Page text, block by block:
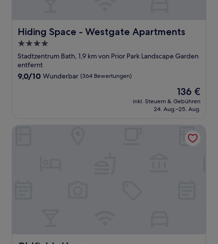
Hiding Space - Westgate Apartments
Hiding Space - Westgate Apartments
4.0-
Sterne-
Unterkunft
Stadtzentrum Bath, 1,9 km von Prior Park Landscape Garden
entfernt
9.0
9,0/10 Wunderbar (364 Bewertungen)
Der
Preis
beträgt
136 €
inkl. Steuern & Gebühren
24. Aug.–25. Aug.